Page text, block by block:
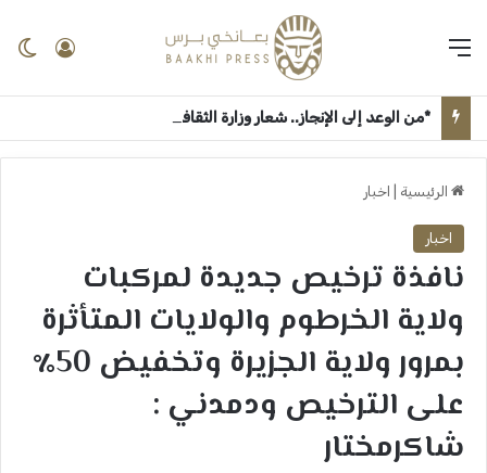
الرئيسية اخبار
اخبار
نافذة ترخيص جديدة لمركبات
ولاية الخرطوم والولايات المتأثرة
بمرور ولاية الجزيرة وتخفيض 50٪
على الترخيص ودمدني :
شاكرمختار